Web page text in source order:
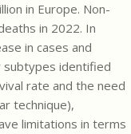
in Europe. Non-
in 2022. In
in cases and
subtypes identified
rate and the need
technique),
limitations in terms